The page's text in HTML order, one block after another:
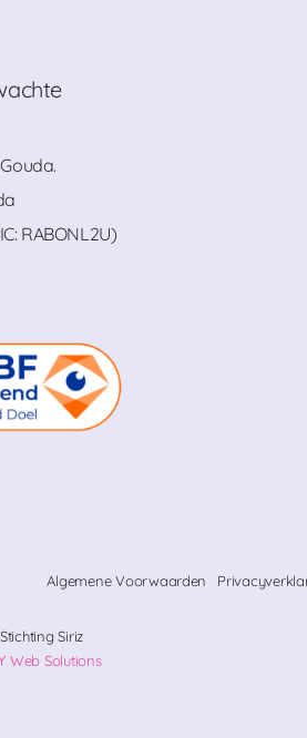
RABONL2U)
Algemene Voorwaarden
Siriz
Web Solutions